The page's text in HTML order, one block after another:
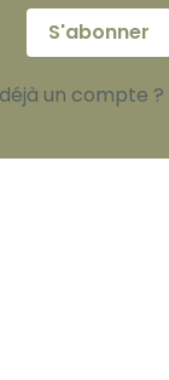
S'abonner
un compte ?